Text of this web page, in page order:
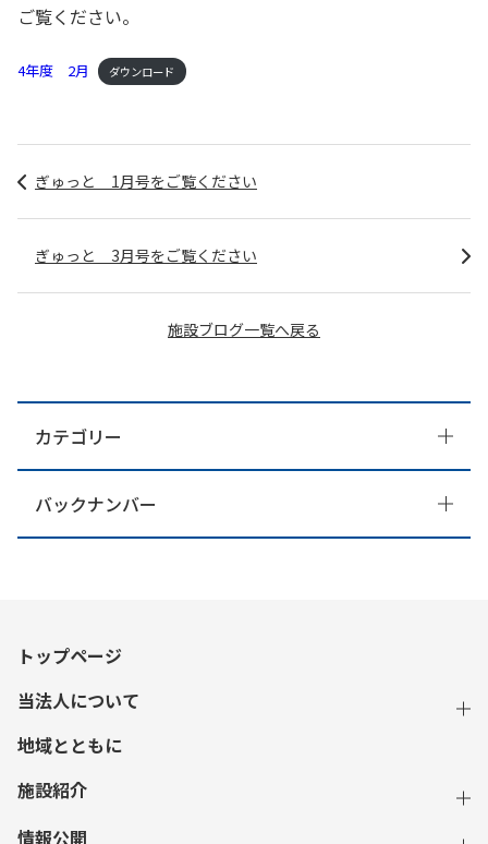
ご覧ください。
4年度 2月 ダウンロード
ぎゅっと 1月号をご覧ください
施設ブログ一覧へ戻る
ぎゅっと 3月号をご覧ください
カテゴリー
バックナンバー
トップページ
当法人について
地域とともに
施設紹介
情報公開